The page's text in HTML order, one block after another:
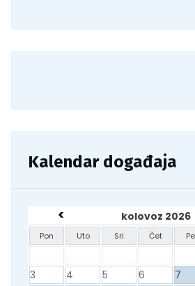
Kalendar događaja
< kolovoz 2026
Pon Uto Sri Čet
3
4 5 6 7